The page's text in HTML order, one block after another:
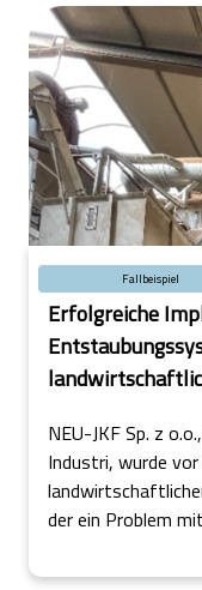
Fallbeispiel
Erfolgreiche
NEU-JKF Sp. z
Industri, wurde
der ein Problem